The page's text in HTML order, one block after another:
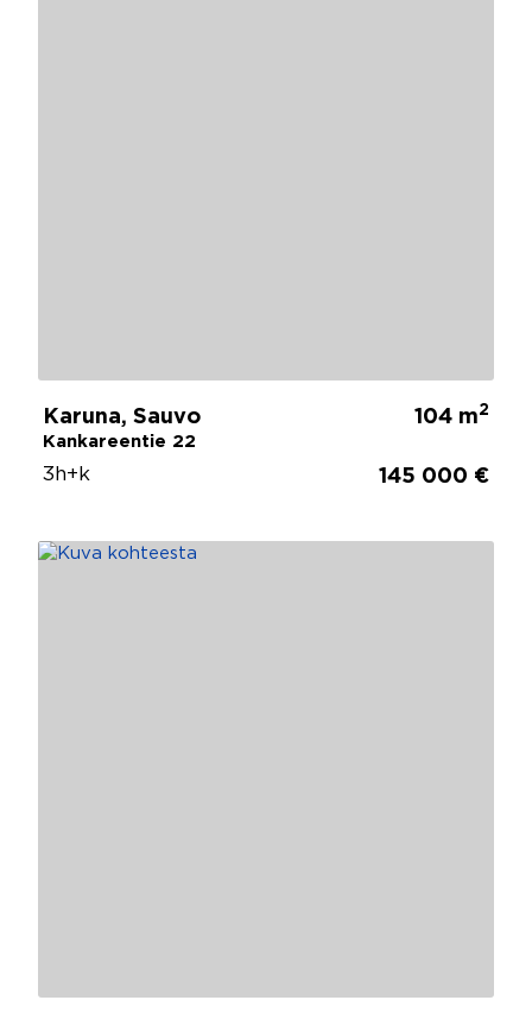
Karuna, Sauvo
Kankareentie 22
104 m2
3h+k 145 000 €